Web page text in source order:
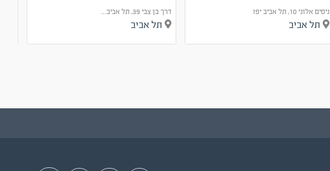
ניסים אלוני 10, תל אביב יפו
תל אביב
דרך בן צבי 39, תל אביב...
תל אביב